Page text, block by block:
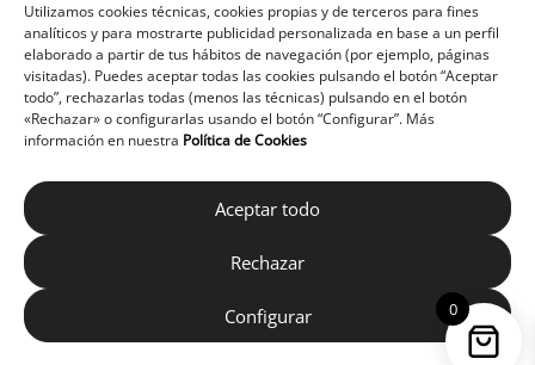
Utilizamos cookies técnicas, cookies propias y de terceros para fines
analíticos y para mostrarte publicidad personalizada en base a un perfil
elaborado a partir de tus hábitos de navegación (por ejemplo, páginas
visitadas). Puedes aceptar todas las cookies pulsando el botón “Aceptar
todo”, rechazarlas todas (menos las técnicas) pulsando en el botón
«Rechazar» o configurarlas usando el botón “Configurar”. Más
información en nuestra Política de Cookies
Aceptar todo
Rechazar
Configurar 0